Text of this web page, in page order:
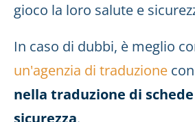
gioco la loro salute e
In caso di dubbi, è meglio
un'agenzia di traduzione con
nella traduzione di
sicurezza.